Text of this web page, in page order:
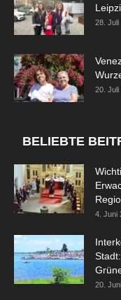
28. Juli
20. Juli
BELIEBTE
4. Juni
20.